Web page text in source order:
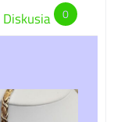
Diskusia 0